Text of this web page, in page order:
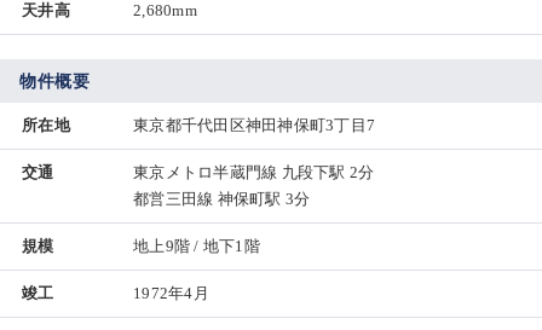
天井高 2,680mm
物件概要
所在地 東京都千代田区神田神保町3丁目7
交通
東京メトロ半蔵門線 九段下駅 2分
都営三田線 神保町駅 3分
規模 地上9階 / 地下1階
竣工 1972年4月